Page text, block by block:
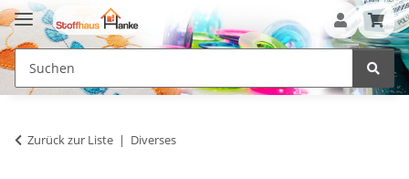
Zurück zur Liste Diverses